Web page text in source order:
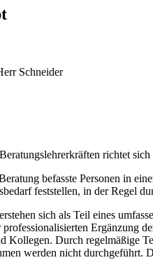
richtet
befasste Personen in
feststellen, in der Regel
sich als Teil eines
professionalisierten Ergänzung
Durch regelmäßige
werden nicht durchgeführt.